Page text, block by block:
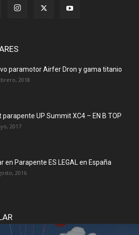
paramotor Airfer Dron y gama titanio
2018
parapente UP Summit XC4 – EN B TOP
2017
en Parapente ES LEGAL en España
2016